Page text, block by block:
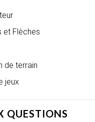
et Flèches
de terrain
jeux
QUESTIONS